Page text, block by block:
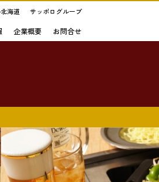
海道 サッポログループ
企業概要 お問合せ